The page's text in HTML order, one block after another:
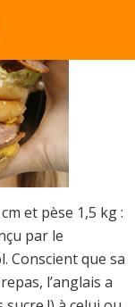
et pèse 1,5 kg :
par le
Conscient que sa
l’anglais a